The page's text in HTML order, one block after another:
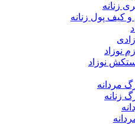
زنانه
و کیف پول زنانه
نوزاد
نوزاد
مردانه
زنانه